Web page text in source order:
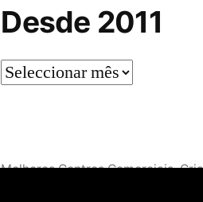
Desde 2011
Desde
Melhores Centros Comerciais,